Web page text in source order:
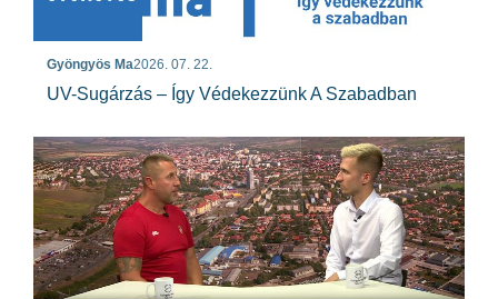
Gyöngyös Ma2026. 07. 22.
UV-Sugárzás – Így Védekezzünk A Szabadban